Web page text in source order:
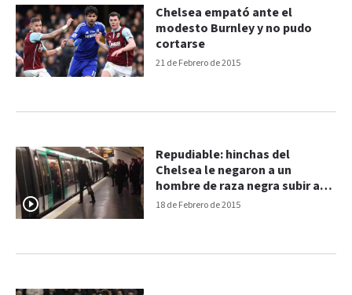
21 de Febrero de 2015
Chelsea empató ante el
modesto Burnley y no pudo
cortarse
18 de Febrero de 2015
Repudiable: hinchas del
Chelsea le negaron a un
hombre de raza negra subir al
metro